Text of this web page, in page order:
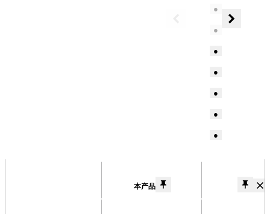
●
●
●
●
●
●
●
本产品